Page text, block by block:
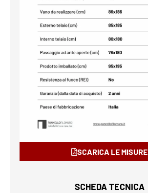
SCARICA LE MISURE
SCHEDA TECNICA